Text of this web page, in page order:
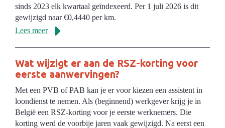
sinds 2023 elk kwartaal geïndexeerd. Per 1 juli 2026 is dit
gewijzigd naar €0,4440 per km.
Lees meer
Wat wijzigt er aan de RSZ-korting voor
eerste aanwervingen?
Met een PVB of PAB kan je er voor kiezen een assistent in
loondienst te nemen. Als (beginnend) werkgever krijg je in
België een RSZ-korting voor je eerste werknemers. Die
korting werd de voorbije jaren vaak gewijzigd. Na eerst een